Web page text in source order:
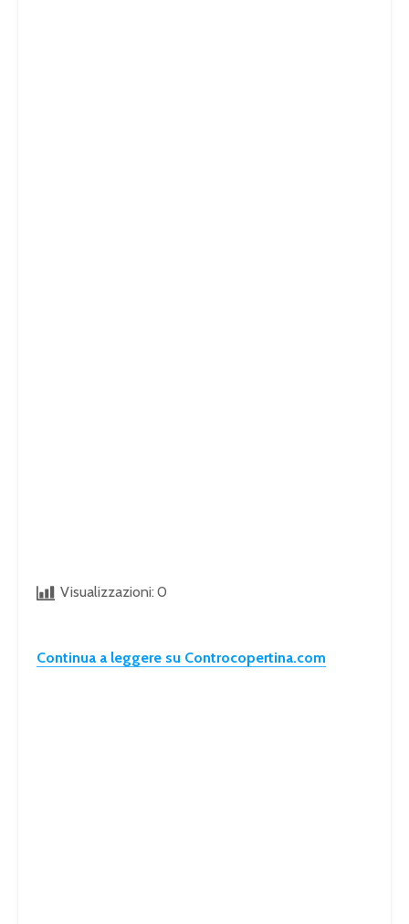
Visualizzazioni: 0
Continua a leggere su Controcopertina.com